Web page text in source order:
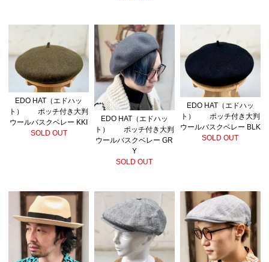
EDO HAT（エドハッ
ト） ポッチ付き大判
ウールバスクベレー KKI
SOLD OUT
EDO HAT（エドハッ
ト） ポッチ付き大判
ウールバスクベレー GR
Y
SOLD OUT
EDO HAT（エドハッ
ト） ポッチ付き大判
ウールバスクベレー BLK
SOLD OUT